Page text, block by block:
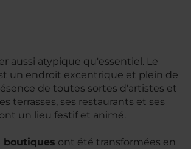
aussi atypique qu'essentiel. Le
un endroit excentrique et plein de
de toutes sortes d'artistes et
terrasses, ses restaurants et ses
un lieu festif et animé.
boutiques ont été transformées en